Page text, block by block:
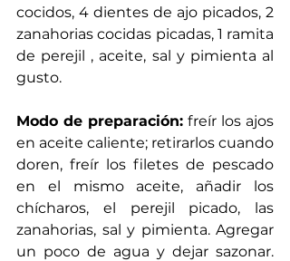
cocidos, 4 dientes de ajo picados, 2
zanahorias cocidas picadas, 1 ramita
de perejil , aceite, sal y pimienta al
gusto.
Modo de preparación: freír los ajos
en aceite caliente; retirarlos cuando
doren, freír los filetes de pescado
en el mismo aceite, añadir los
chícharos, el perejil picado, las
zanahorias, sal y pimienta. Agregar
un poco de agua y dejar sazonar.